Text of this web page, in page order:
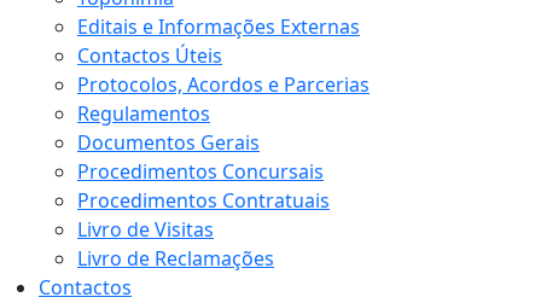
Editais e Informações Externas
Contactos Úteis
Protocolos, Acordos e Parcerias
Regulamentos
Documentos Gerais
Procedimentos Concursais
Procedimentos Contratuais
Livro de Visitas
Livro de Reclamações
Contactos